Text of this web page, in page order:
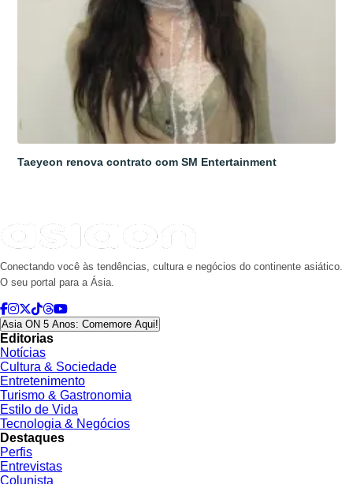
Taeyeon renova contrato com SM Entertainment
Conectando você às tendências, cultura e negócios do continente asiático.
O seu portal para a Ásia.
Asia ON 5 Anos: Comemore Aqui!
Editorias
Notícias
Cultura & Sociedade
Entretenimento
Turismo & Gastronomia
Estilo de Vida
Tecnologia & Negócios
Destaques
Perfis
Entrevistas
Colunista